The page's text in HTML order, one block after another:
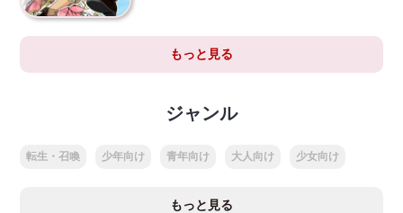
もっと見る
ジャンル
転生・召喚 少年向け 青年向け 大人向け 少女向け
もっと見る